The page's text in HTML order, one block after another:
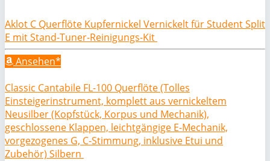
Aklot C Querflöte Kupfernickel Vernickelt für Student Split
E mit Stand-Tuner-Reinigungs-Kit
Ansehen*
Classic Cantabile FL-100 Querflöte (Tolles
Einsteigerinstrument, komplett aus vernickeltem
Neusilber (Kopfstück, Korpus und Mechanik),
geschlossene Klappen, leichtgängige E-Mechanik,
vorgezogenes G, C-Stimmung, inklusive Etui und
Zubehör) Silbern